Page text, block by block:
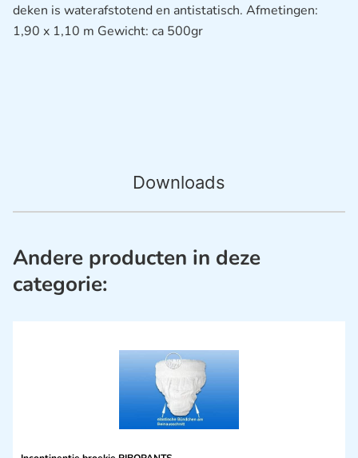
Downloads
deken is waterafstotend en antistatisch. Afmetingen:
1,90 x 1,10 m Gewicht: ca 500gr
Andere producten in deze
categorie: